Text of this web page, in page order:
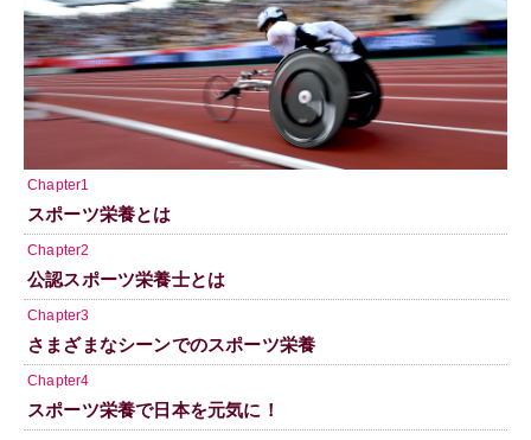
Chapter1
スポーツ栄養とは
Chapter2
公認スポーツ栄養士とは
Chapter3
さまざまなシーンでのスポーツ栄養
Chapter4
スポーツ栄養で日本を元気に！